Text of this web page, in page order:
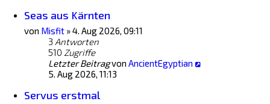
Seas aus Kärnten
von Misfit »4. Aug 2026, 09:11
3 Antworten
510 Zugriffe
Letzter Beitragvon AncientEgyptian
5. Aug 2026, 11:13
Servus erstmal